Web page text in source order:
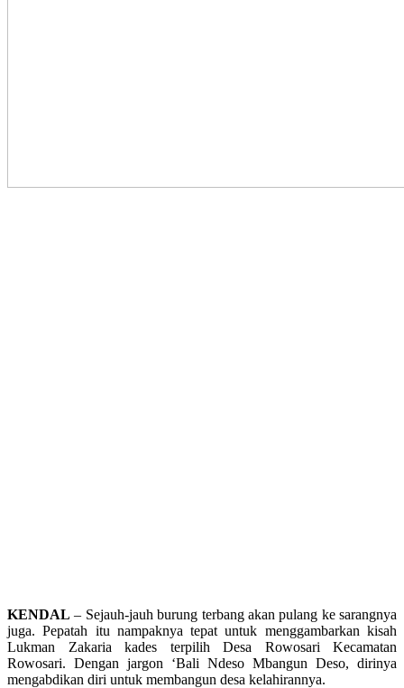
KENDAL – Sejauh-jauh burung terbang akan pulang ke sarangnya
juga. Pepatah itu nampaknya tepat untuk menggambarkan kisah
Lukman Zakaria kades terpilih Desa Rowosari Kecamatan
Rowosari. Dengan jargon ‘Bali Ndeso Mbangun Deso, dirinya
mengabdikan diri untuk membangun desa kelahirannya.